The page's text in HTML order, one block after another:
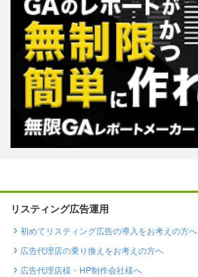
リスティング広告運用
初めてリスティング広告の導入をお考えの方へ
広告代理店の乗り換えをお考えの方へ
広告代理店様・HP制作会社様へ